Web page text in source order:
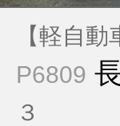
【軽自動
P6809
３